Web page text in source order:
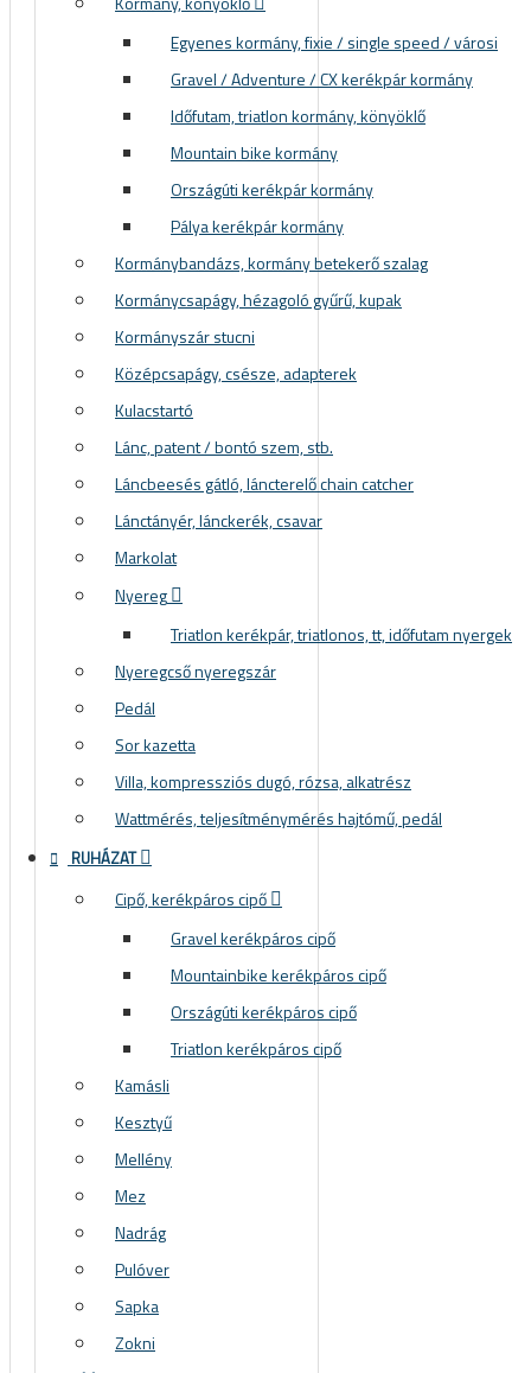
Egyenes kormány, fixie / single speed / városi
Gravel / Adventure / CX kerékpár kormány
Időfutam, triatlon kormány, könyöklő
Mountain bike kormány
Országúti kerékpár kormány
Pálya kerékpár kormány
Kormánybandázs, kormány betekerő szalag
Kormánycsapágy, hézagoló gyűrű, kupak
Kormányszár stucni
Középcsapágy, csésze, adapterek
Kulacstartó
Lánc, patent / bontó szem, stb.
Láncbeesés gátló, láncterelő chain catcher
Lánctányér, lánckerék, csavar
Markolat
Nyereg
Triatlon kerékpár, triatlonos, tt, időfutam nyergek
Nyeregcső nyeregszár
Pedál
Sor kazetta
Villa, kompressziós dugó, rózsa, alkatrész
Wattmérés, teljesítménymérés hajtómű, pedál
RUHÁZAT
Cipő, kerékpáros cipő
Gravel kerékpáros cipő
Mountainbike kerékpáros cipő
Országúti kerékpáros cipő
Triatlon kerékpáros cipő
Kamásli
Kesztyű
Mellény
Mez
Nadrág
Pulóver
Sapka
Zokni